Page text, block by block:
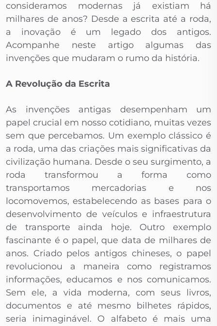
consideramos modernas já existiam há
milhares de anos? Desde a escrita até a roda,
a inovação é um legado dos antigos.
Acompanhe neste artigo algumas das
invenções que mudaram o rumo da história.
A Revolução da Escrita
As invenções antigas desempenham um
papel crucial em nosso cotidiano, muitas vezes
sem que percebamos. Um exemplo clássico é
a roda, uma das criações mais significativas da
civilização humana. Desde o seu surgimento, a
roda transformou a forma como
transportamos mercadorias e nos
locomovemos, estabelecendo as bases para o
desenvolvimento de veículos e infraestrutura
de transporte ainda hoje. Outro exemplo
fascinante é o papel, que data de milhares de
anos. Criado pelos antigos chineses, o papel
revolucionou a maneira como registramos
informações, educamos e nos comunicamos.
Sem ele, a vida moderna, com seus livros,
documentos e até mesmo bilhetes rápidos,
seria inimaginável. O alfabeto é mais uma